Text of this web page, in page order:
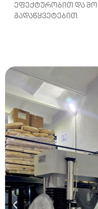
ეფექტურობით და
გადაწყვეტებით.